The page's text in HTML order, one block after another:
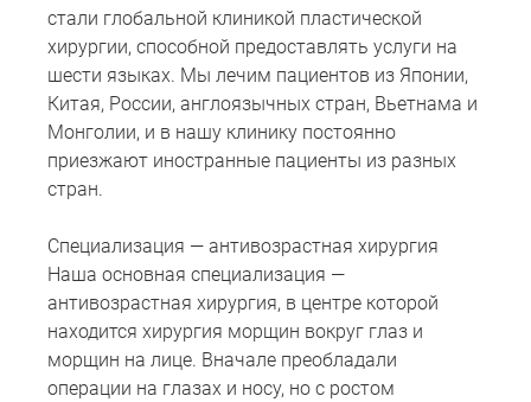
стали глобальной клиникой пластической
хирургии, способной предоставлять услуги на
шести языках. Мы лечим пациентов из Японии,
Китая, России, англоязычных стран, Вьетнама и
Монголии, и в нашу клинику постоянно
приезжают иностранные пациенты из разных
стран.
Специализация — антивозрастная хирургия
Наша основная специализация —
антивозрастная хирургия, в центре которой
находится хирургия морщин вокруг глаз и
морщин на лице. Вначале преобладали
операции на глазах и носу, но с ростом